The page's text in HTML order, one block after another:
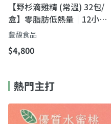
【野杉滴雞精 (常溫) 32包/
盒】零脂肪低熱量｜12小時
古法萃取，滴滴濃醇好補
豐馥食品
$4,800
熱門主打